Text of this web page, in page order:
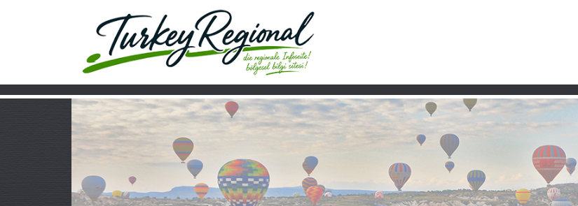
Kırklareli - Demirköy
Home Turkiye Über uns Video